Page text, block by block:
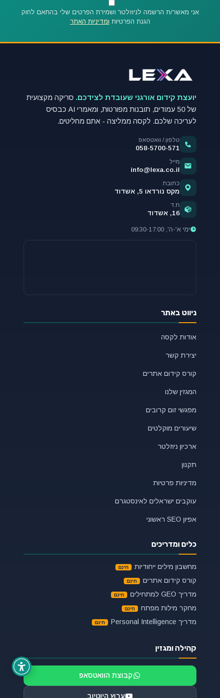
אני מאשר/ת הרשמה לניוזלטר ושמירת הפרטים שלי בהתאם לחוק
הגנת הפרטיות ומדיניות האתר
יועצת קידום אורגני שעובדת לצידכם. סריקה מקצועית
של 50 עמודים, תובנות מפורטות, ומאמרי AI כבסיס
לעריכה שלכם. לקסה ממליצה - אתם מחליטים.
טלפון / וואטסאפ
058-5700-571
מייל
info@lexa.co.il
כתובת
מקס נורדאו 5, אשדוד
ת.ד
16, אשדוד
ימי א'-ה', 09:30-17:00
ניווט באתר
אודות לקסה
יצירת קשר
קורס קידום אתרים
המגזין שלנו
מפגשי זום קרובים
שיעורים מוקלטים
ארכיון ניוזלטר
תקנון
מדיניות פרטיות
עוקבים ישראלים לאינסטגרם
אפיון SEO ראשוני
כלים ומדריכים
מחשבון מילים ייחודיות
קורס קידום אתרים
מדריך GEO למתחילים
מחקר מילות מפתח
מדריך Personal Intelligence
קהילה ומגזין
קבוצת הוואטסאפ
ערוץ היוטיוב